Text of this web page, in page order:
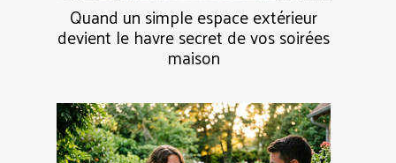
Quand un simple espace extérieur
devient le havre secret de vos soirées
maison